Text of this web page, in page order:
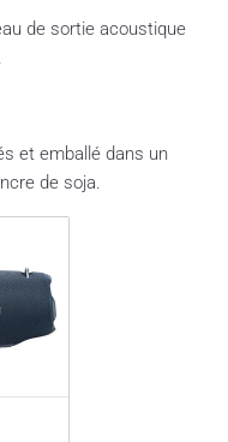
de sortie acoustique
et emballé dans un
de soja.